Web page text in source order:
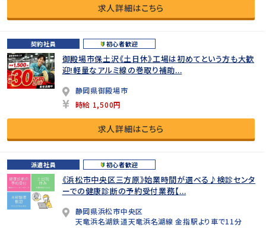
求人詳細はこちら
契約社員 初心者歓迎
御殿場市保土沢《土日休》工場は初めてという方も大歓
迎!軽量なアルミ線の巻取り補助...
静岡県御殿場市
時給 1,500円
求人詳細はこちら
派遣社員 初心者歓迎
《浜松市中央区三方原》始業時間が選べる♪検診センタ
ーでの健康診断の予約受付業務【...
静岡県浜松市中央区
天竜浜名湖鉄道天竜浜名湖線 金指駅より車で11分